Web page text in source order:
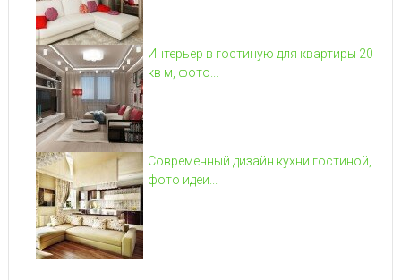
Интерьер в гостиную для квартиры 20
кв м, фото...
Современный дизайн кухни гостиной,
фото идеи...